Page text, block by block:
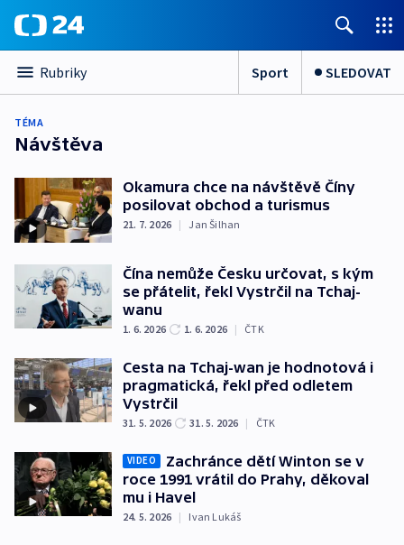
Rubriky Sport SLEDOVAT
TÉMA
Návštěva
Okamura chce na návštěvě Číny
posilovat obchod a turismus
21. 7. 2026 | Jan Šilhan
Čína nemůže Česku určovat, s kým
se přátelit, řekl Vystrčil na Tchaj-
wanu
1. 6. 2026 1. 6. 2026 | ČTK
Cesta na Tchaj-wan je hodnotová i
pragmatická, řekl před odletem
Vystrčil
31. 5. 2026 31. 5. 2026 | ČTK
VIDEO
Zachránce dětí Winton se v
roce 1991 vrátil do Prahy, děkoval
mu i Havel
24. 5. 2026 | Ivan Lukáš